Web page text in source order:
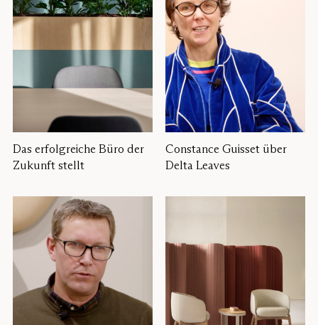
Das erfolgreiche Büro der
Zukunft stellt
Constance Guisset über
Delta Leaves